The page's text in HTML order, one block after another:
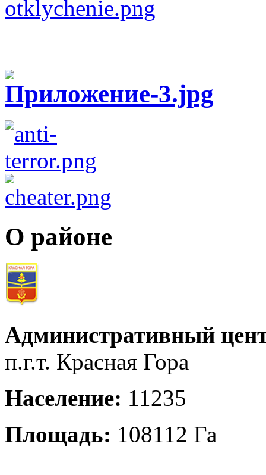
О районе
Административный
п.г.т. Красная Гора
Население: 11235
Площадь: 108112 Га